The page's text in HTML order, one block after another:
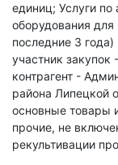
единиц; Услуги
оборудования для
последние 3 года)
участник закупок
контрагент -
района Липецкой
основные товары
прочие, не
рекультивации